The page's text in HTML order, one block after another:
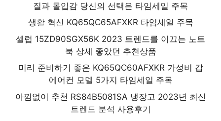
질과 몰입감 당신의 선택은 타임세일 주목
생활 혁신 KQ65QC65AFXKR 타임세일 주목
셀럽 15ZD90SGX56K 2023 트렌드를 이끄는 노트
북 상세 좋았던 추천상품
미리 준비하기 좋은 KQ65QC60AFXKR 가성비 갑
에어컨 모델 5가지 타임세일 주목
아낌없이 추천 RS84B5081SA 냉장고 2023년 최신
트렌드 분석 사용후기